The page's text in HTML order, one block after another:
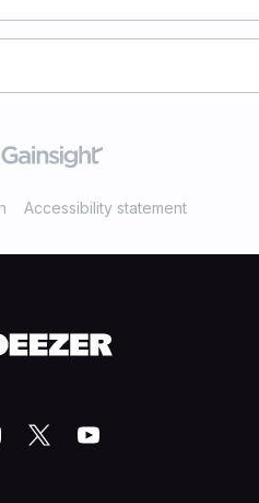
Accessibility statement